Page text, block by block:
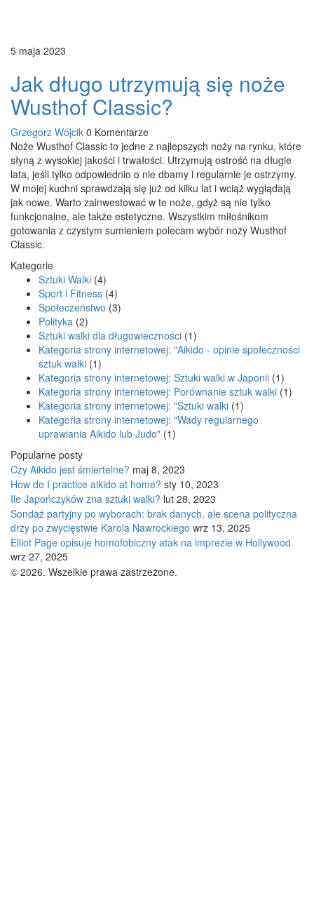
5 maja 2023
Jak długo utrzymują się noże
Wusthof Classic?
Grzegorz Wójcik 0 Komentarze
Noże Wusthof Classic to jedne z najlepszych noży na rynku, które
słyną z wysokiej jakości i trwałości. Utrzymują ostrość na długie
lata, jeśli tylko odpowiednio o nie dbamy i regularnie je ostrzymy.
W mojej kuchni sprawdzają się już od kilku lat i wciąż wyglądają
jak nowe. Warto zainwestować w te noże, gdyż są nie tylko
funkcjonalne, ale także estetyczne. Wszystkim miłośnikom
gotowania z czystym sumieniem polecam wybór noży Wusthof
Classic.
Kategorie
Sztuki Walki (4)
Sport i Fitness (4)
Społeczeństwo (3)
Polityka (2)
Sztuki walki dla długowieczności (1)
Kategoria strony internetowej: "Aikido - opinie społeczności
sztuk walki (1)
Kategoria strony internetowej: Sztuki walki w Japonii (1)
Kategoria strony internetowej: Porównanie sztuk walki (1)
Kategoria strony internetowej: "Sztuki walki (1)
Kategoria strony internetowej: "Wady regularnego
uprawiania Aikido lub Judo" (1)
Popularne posty
Czy Aikido jest śmiertelne? maj 8, 2023
How do I practice aikido at home? sty 10, 2023
Ile Japończyków zna sztuki walki? lut 28, 2023
Sondaż partyjny po wyborach: brak danych, ale scena polityczna
drży po zwycięstwie Karola Nawrockiego wrz 13, 2025
Elliot Page opisuje homofobiczny atak na imprezie w Hollywood
wrz 27, 2025
© 2026. Wszelkie prawa zastrzeżone.